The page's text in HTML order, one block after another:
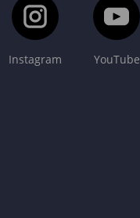
Instagram YouTube